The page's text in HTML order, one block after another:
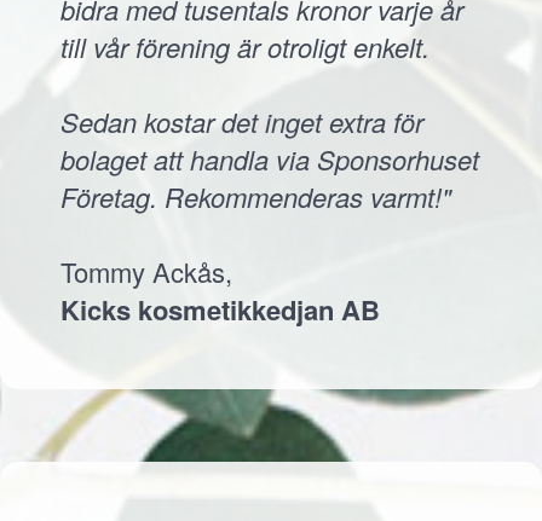
bidra med tusentals kronor varje år
till vår förening är otroligt enkelt.
Sedan kostar det inget extra för
bolaget att handla via Sponsorhuset
Företag. Rekommenderas varmt!"
Tommy Ackås,
Kicks kosmetikkedjan AB